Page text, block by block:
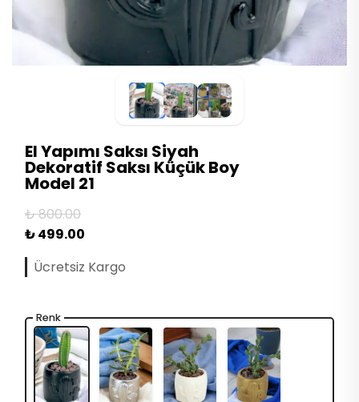
El Yapımı Saksı Siyah
Dekoratif Saksı Küçük Boy
Model 21
₺ 800.00
₺ 499.00
Ücretsiz Kargo
Renk